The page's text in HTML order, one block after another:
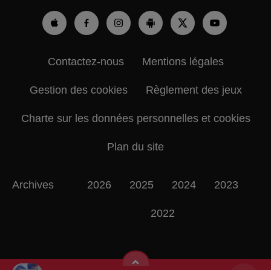
Contactez-nous Mentions légales
Gestion des cookies Règlement des jeux
Charte sur les données personnelles et cookies
Plan du site
Archives 2026 2025 2024 2023
2022